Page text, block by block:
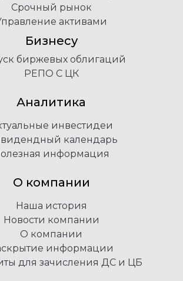
Аналитика
инвестидеи
календарь
информация
Срочный рынок
активами
Бизнесу
биржевых облигаций
РЕПО С ЦК
О компании
Наша история
Новости компании
О компании
информации
для зачисления ДС и ЦБ